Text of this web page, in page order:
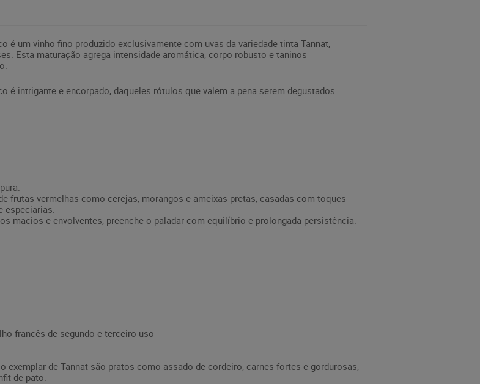
é um vinho fino produzido exclusivamente com uvas da variedade tinta Tannat,
Esta maturação agrega intensidade aromática, corpo robusto e taninos
é intrigante e encorpado, daqueles rótulos que valem a pena serem degustados.
frutas vermelhas como cerejas, morangos e ameixas pretas, casadas com toques
especiarias.
macios e envolventes, preenche o paladar com equilíbrio e prolongada persistência.
francês de segundo e terceiro uso
exemplar de Tannat são pratos como assado de cordeiro, carnes fortes e gordurosas,
de pato.